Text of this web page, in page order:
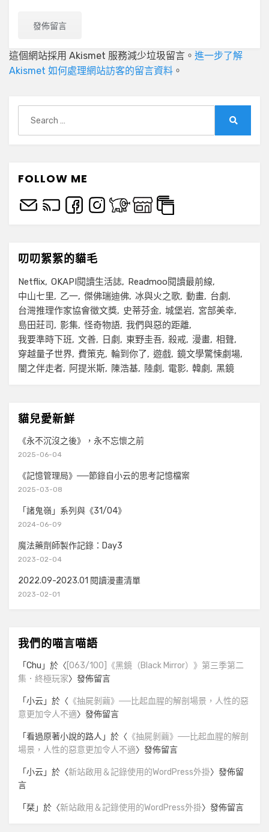
這個網站採用 Akismet 服務減少垃圾留言。 進一步了解
Akismet 如何處理網站訪客的留言資料 。
for:
FOLLOW ME
叨叨絮絮的貓毛
Netflix OKAPI閱讀生活誌
Readmoo閱讀最前線
中山七里
乙一 傑佛瑞迪佛 冰與火之歌 動畫
台劇
台灣推理作家協會徵文獎
史蒂芬金 城堡岩
宮部美幸
島田莊司
影集 怪奇物語 我們與惡的距離
我要準時下班
文善 日劇 東野圭吾 殺戒 漫畫 相聲
穿越量子世界
費策克 輪到你了 遊戲 鏡文學驚悚劇場
闇之伴走者
阿提米斯 陳浩基 陸劇 電影 韓劇 黑鏡
貓兒愛新鮮
《永不沉沒之後》，永不忘懷之前
2025-06-04
《記憶管理局》──節錄自小云的思考記憶檔案
2025-03-08
「諸鬼嶺」系列與《31/04》
2024-06-09
魔法藥劑師製作記錄：Day3
2023-02-04
2022.09-2023.01 閱讀漫畫清單
2023-02-01
我們的喵言喵語
「Chu 」於〈 [063/100]《黑鏡（Black Mirror）》第三季第二
集．終極玩家〉發佈留言
「小云」於〈 《抽屍剝繭》──比起血腥的解剖場景，人性的惡
意更加令人不適〉發佈留言
「看過原著小說的路人 」於〈 《抽屍剝繭》──比起血腥的解剖
場景，人性的惡意更加令人不適〉發佈留言
「小云」於〈新站啟用＆記錄使用的WordPress外掛〉發佈留
言
「栞」於〈新站啟用＆記錄使用的WordPress外掛〉發佈留言